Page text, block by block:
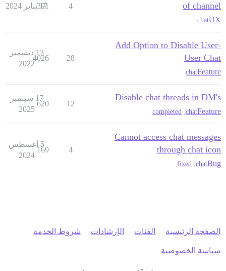
of channel
UX
chat
4
391
17 يناير 2024
Add Option to Disable User-
User Chat
Feature
chat
28
4026
13 ديسمبر
2022
Disable chat threads in DM's
Feature
chat
completed
12
620
17 سبتمبر
2025
Cannot access chat messages
through chat icon
Bug
chat
fixed
4
169
5 أغسطس
2024
الصفحة الرئيسية الفئات الإرشادات شروط الخدمة
سياسة الخصوصية